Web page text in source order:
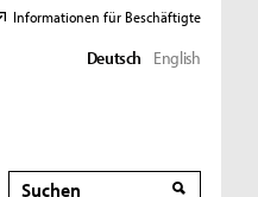
Informationen für Beschäftigte
Deutsch English
Suche
Suche